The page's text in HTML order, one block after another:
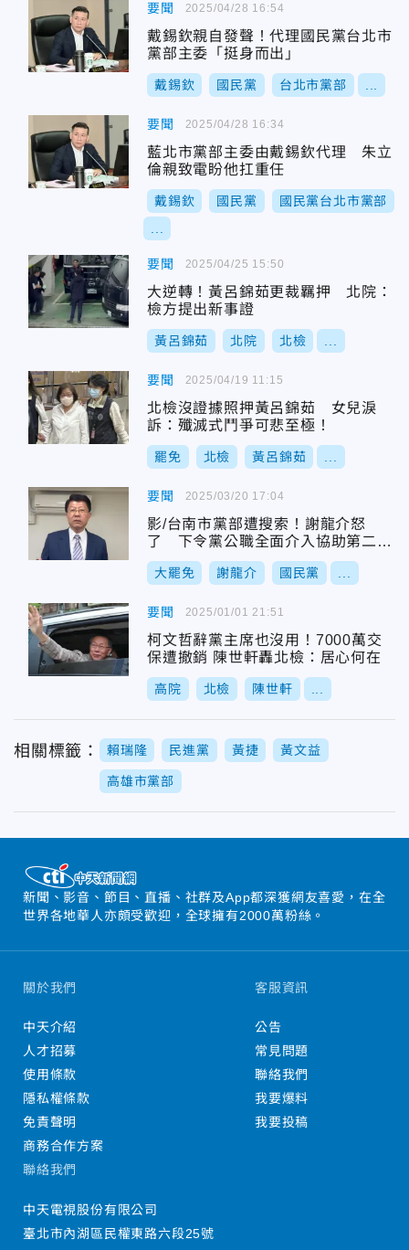
要聞
戴錫欽親自發聲！代理國民黨台北市
黨部主委「挺身而出」
戴錫欽 國民黨 台北市黨部
2025/04/28 16:54
要聞
藍北市黨部主委由戴錫欽代理 朱立
倫親致電盼他扛重任
戴錫欽 國民黨 國民黨台北市黨部
2025/04/28 16:34
要聞
大逆轉！黃呂錦茹更裁羈押 北院：
檢方提出新事證
黃呂錦茹 北院 北檢
2025/04/25 15:50
要聞
北檢沒證據照押黃呂錦茹 女兒淚
訴：殲滅式鬥爭可悲至極！
罷免 北檢 黃呂錦茹
2025/04/19 11:15
要聞
影/台南市黨部遭搜索！謝龍介怒
了 下令黨公職全面介入協助第二階
段連署
大罷免 謝龍介 國民黨
2025/03/20 17:04
要聞
柯文哲辭黨主席也沒用！7000萬交
保遭撤銷 陳世軒轟北檢：居心何在
高院 北檢 陳世軒
2025/01/01 21:51
相關標籤： 賴瑞隆 民進黨 黃捷 黃文益
高雄市黨部
新聞、影音、節目、直播、社群及App都深獲網友喜愛，在全
世界各地華人亦頗受歡迎，全球擁有2000萬粉絲。
關於我們
中天介紹
人才招募
使用條款
隱私權條款
免責聲明
商務合作方案
客服資訊
公告
常見問題
聯絡我們
我要爆料
我要投稿
聯絡我們
中天電視股份有限公司
臺北市內湖區民權東路六段25號